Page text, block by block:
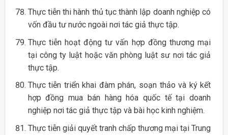
Thực tiễn thi hành thủ tục thành lập doanh nghiệp có
vốn đầu tư nước ngoài nơi tác giả thực tập.
Thực tiễn hoạt động tư vấn hợp đồng thương mại
tại công ty luật hoặc văn phòng luật sư nơi tác giả
thực tập.
Thực tiễn triển khai đàm phán, soạn thảo và ký kết
hợp đồng mua bán hàng hóa quốc tế tại doanh
nghiệp nơi tác giả thực tập và bài học kinh nghiệm.
Thực tiễn giải quyết tranh chấp thương mại tại Trung